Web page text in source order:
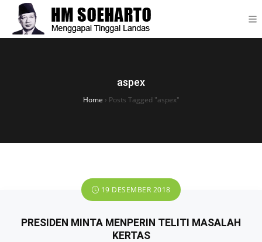
aspex
Home › Posts Tagged "aspex"
19 DESEMBER 2018
PRESIDEN MINTA MENPERIN TELITI MASALAH
KERTAS